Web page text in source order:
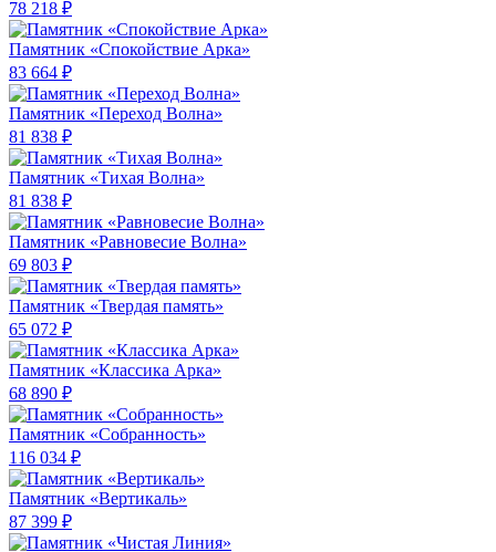
78 218 ₽
Памятник «Спокойствие Арка»
83 664 ₽
Памятник «Переход Волна»
81 838 ₽
Памятник «Тихая Волна»
81 838 ₽
Памятник «Равновесие Волна»
69 803 ₽
Памятник «Твердая память»
65 072 ₽
Памятник «Классика Арка»
68 890 ₽
Памятник «Собранность»
116 034 ₽
Памятник «Вертикаль»
87 399 ₽